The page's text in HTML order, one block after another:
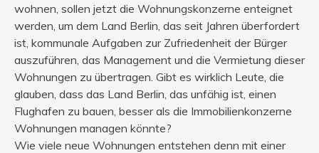
wohnen, sollen jetzt die Wohnungskonzerne enteignet
werden, um dem Land Berlin, das seit Jahren überfordert
ist, kommunale Aufgaben zur Zufriedenheit der Bürger
auszuführen, das Management und die Vermietung dieser
Wohnungen zu übertragen. Gibt es wirklich Leute, die
glauben, dass das Land Berlin, das unfähig ist, einen
Flughafen zu bauen, besser als die Immobilienkonzerne
Wohnungen managen könnte?
Wie viele neue Wohnungen entstehen denn mit einer